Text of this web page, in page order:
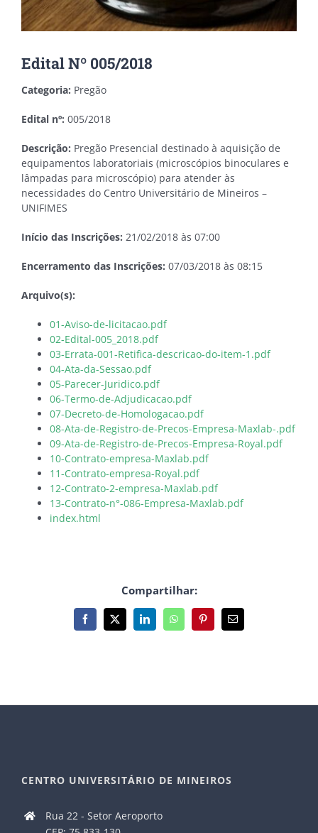
Edital Nº 005/2018
Categoria: Pregão
Edital nº: 005/2018
Descrição: Pregão Presencial destinado à aquisição de
equipamentos laboratoriais (microscópios binoculares e
lâmpadas para microscópio) para atender às
necessidades do Centro Universitário de Mineiros –
UNIFIMES
Início das Inscrições: 21/02/2018 às 07:00
Encerramento das Inscrições: 07/03/2018 às 08:15
Arquivo(s):
01-Aviso-de-licitacao.pdf
02-Edital-005_2018.pdf
03-Errata-001-Retifica-descricao-do-item-1.pdf
04-Ata-da-Sessao.pdf
05-Parecer-Juridico.pdf
06-Termo-de-Adjudicacao.pdf
07-Decreto-de-Homologacao.pdf
08-Ata-de-Registro-de-Precos-Empresa-Maxlab-.pdf
09-Ata-de-Registro-de-Precos-Empresa-Royal.pdf
10-Contrato-empresa-Maxlab.pdf
11-Contrato-empresa-Royal.pdf
12-Contrato-2-empresa-Maxlab.pdf
13-Contrato-n°-086-Empresa-Maxlab.pdf
index.html
Compartilhar:
Facebook
X LinkedInWhatsAppPinterest
E-
mail
CENTRO UNIVERSITÁRIO DE MINEIROS
Rua 22 - Setor Aeroporto